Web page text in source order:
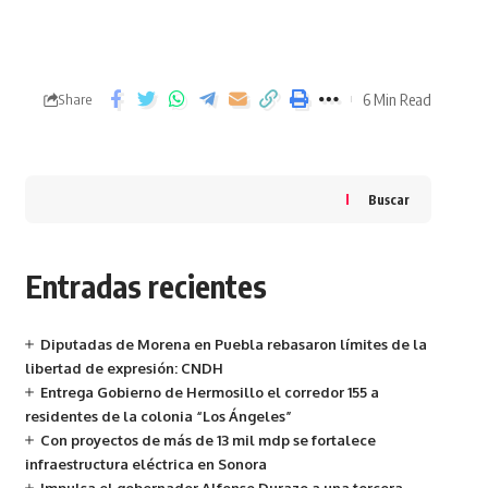
Share 6 Min Read
Buscar
Entradas recientes
Diputadas de Morena en Puebla rebasaron límites de la
libertad de expresión: CNDH
Entrega Gobierno de Hermosillo el corredor 155 a
residentes de la colonia “Los Ángeles”
Con proyectos de más de 13 mil mdp se fortalece
infraestructura eléctrica en Sonora